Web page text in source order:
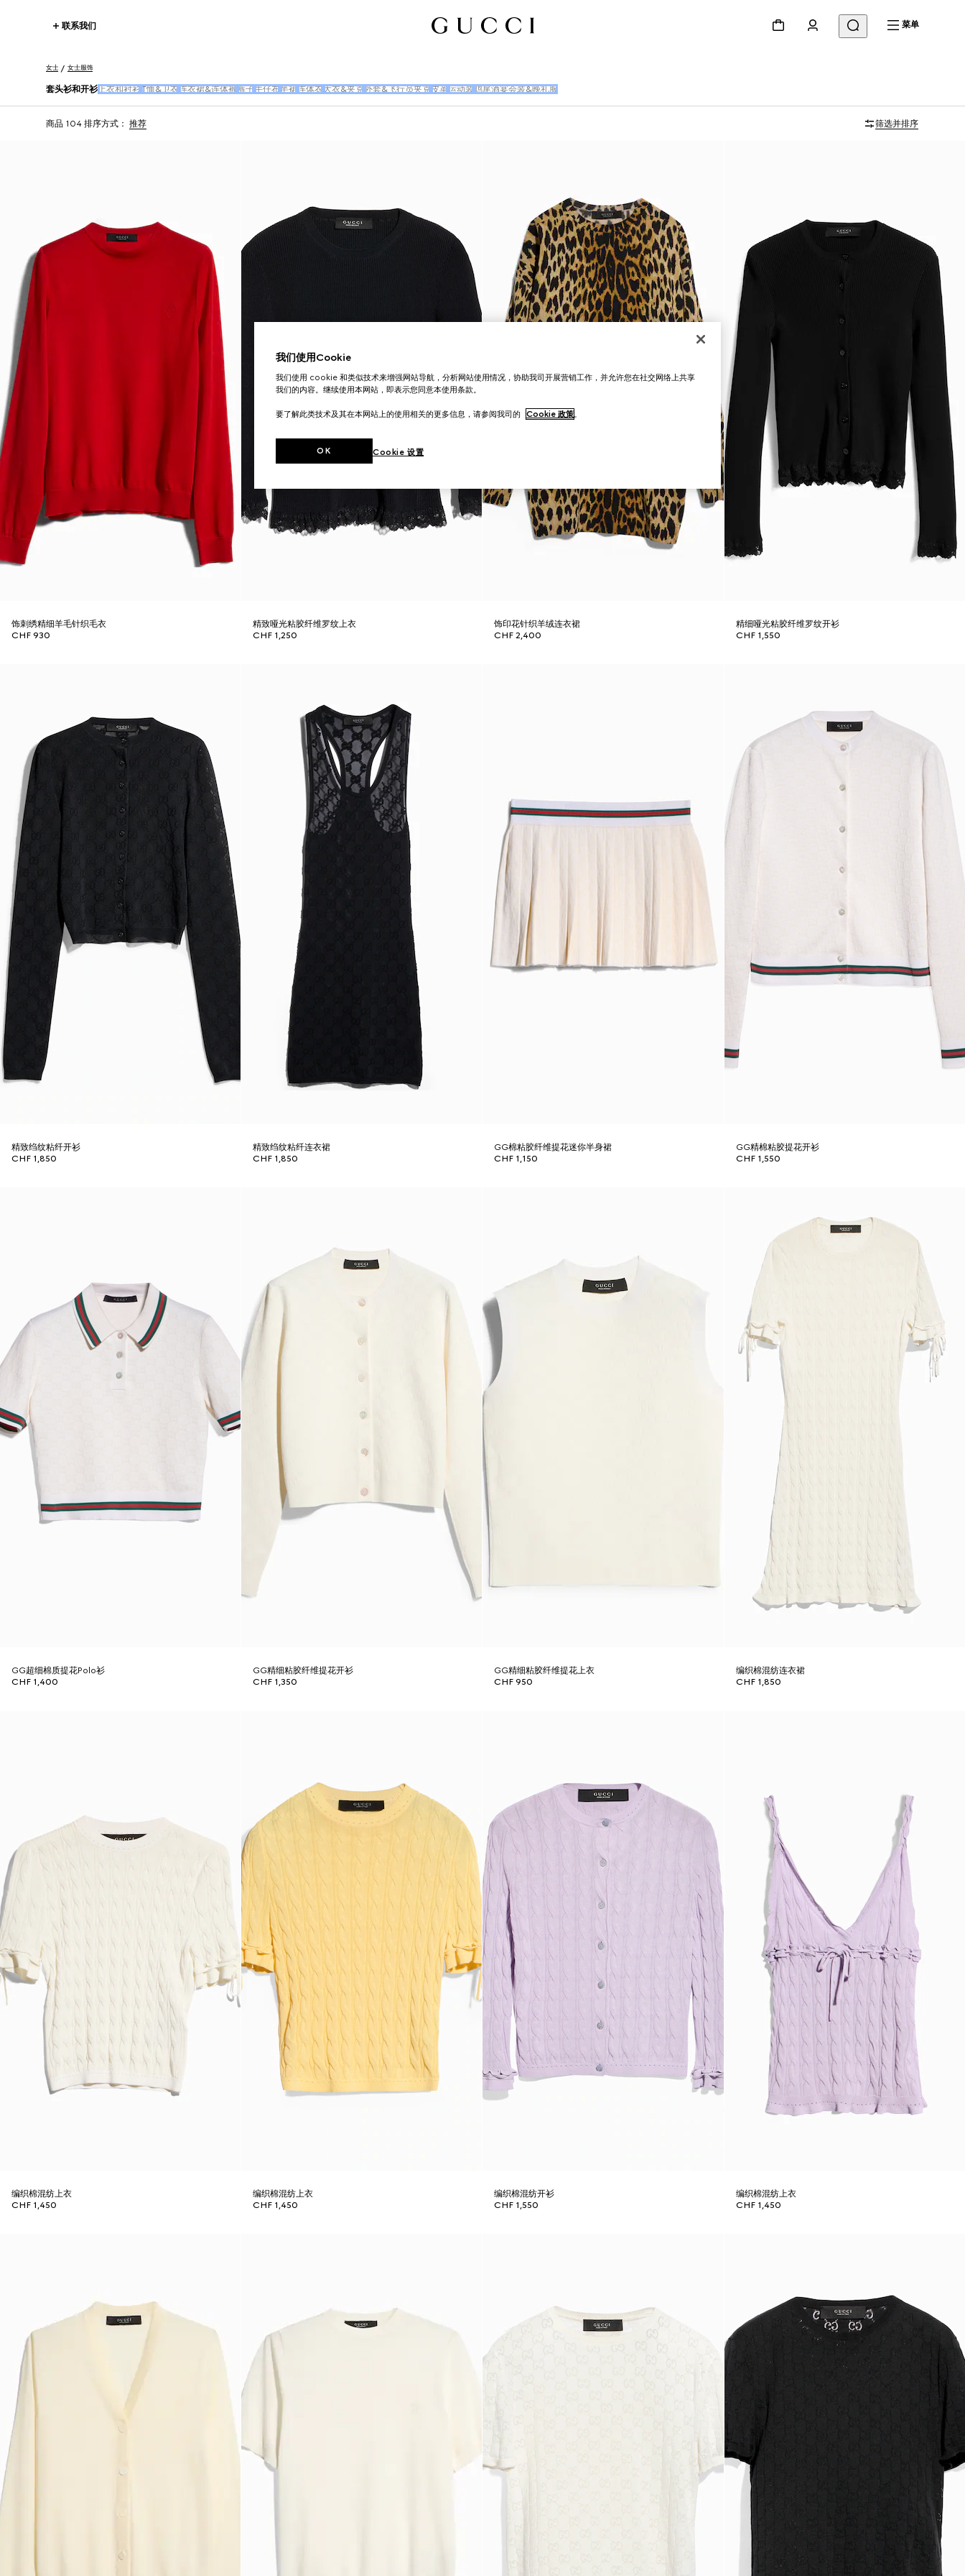
联系我们 菜单
女士 女士服饰
套头衫和开衫 上衣和衬衫 T恤&卫衣 连衣裙&连体裤 裤子 牛仔布 半裙 连体衣 大衣&夹克 外套&飞行员夹克 皮革 运动装 鸡尾酒宴会装&晚礼服
商品 104 排序方式： 推荐 筛选并排序
饰刺绣精细羊毛针织毛衣
CHF 930
精致哑光粘胶纤维罗纹上衣
CHF 1,250
饰印花针织羊绒连衣裙
CHF 2,400
精细哑光粘胶纤维罗纹开衫
CHF 1,550
精致绉纹粘纤开衫
CHF 1,850
精致绉纹粘纤连衣裙
CHF 1,850
GG棉粘胶纤维提花迷你半身裙
CHF 1,150
GG精棉粘胶提花开衫
CHF 1,550
GG超细棉质提花Polo衫
CHF 1,400
GG精细粘胶纤维提花开衫
CHF 1,350
GG精细粘胶纤维提花上衣
CHF 950
编织棉混纺连衣裙
CHF 1,850
编织棉混纺上衣
CHF 1,450
编织棉混纺上衣
CHF 1,450
编织棉混纺开衫
CHF 1,550
编织棉混纺上衣
CHF 1,450
我们使用Cookie
我们使用 cookie 和类似技术来增强网站导航，分析网站使用情况，协助我司开展营销工作，并允许您在社交网络上共享
我们的内容。继续使用本网站，即表示您同意本使用条款。
要了解此类技术及其在本网站上的使用相关的更多信息，请参阅我司的 Cookie 政策。
Cookie 设置
OK